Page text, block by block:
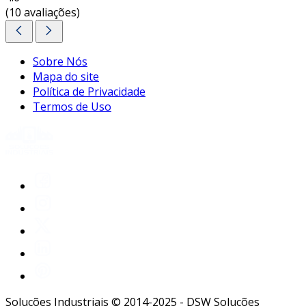
entre em contato e solicite um orçamento
personalizado!
(10 avaliações)
Sobre Nós
Mapa do site
Política de Privacidade
Termos de Uso
Soluções Industriais © 2014-2025 - DSW Soluções